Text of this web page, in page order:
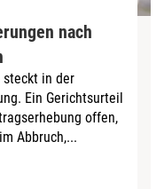
nach
steckt in der
Ein Gerichtsurteil
offen,
Abbruch,...